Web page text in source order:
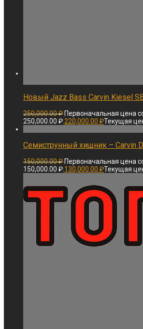
Новый Jazz Bass Carvin Kiesel
250,000.00₽ Первоначальная цена
250,000.00 ₽. 220,000.00 ₽Текущая
Семиструнный хищник – Carvin
150,000.00₽ Первоначальная цена
150,000.00 ₽. 130,000.00 ₽Текущая